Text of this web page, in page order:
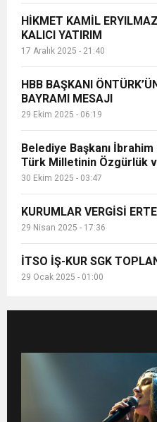
HİKMET KAMİL
KALICI YATIRIM
17 Aralık 2025 - 21:40
HBB BAŞKANI
BAYRAMI MESAJI
29 Ekim 2025 - 06:19
Belediye Başkanı
Türk Milletinin Özgürlük
30 Ekim 2025 - 03:47
KURUMLAR VERGİSİ
29 Nisan 2025 - 17:36
İTSO İŞ-KUR SGK
29 Ocak 2025 - 01:00